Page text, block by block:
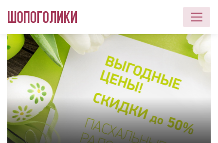
Перейти к основному содержанию